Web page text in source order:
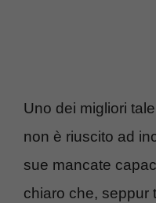
Uno dei migliori
non è riuscito ad
sue mancate
chiaro che, seppur